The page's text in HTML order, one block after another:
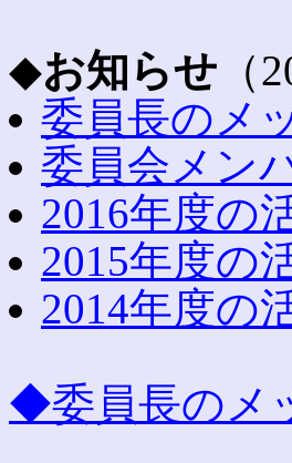
◆お知らせ （
委員長のメ
委員会メン
2016年度の
2015年度の
2014年度の
◆委員長のメ